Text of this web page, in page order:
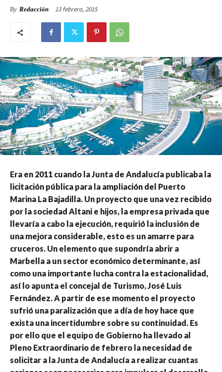
By Redacción 13 febrero, 2015
Era en 2011 cuando la Junta de Andalucía publicaba la
licitación pública para la ampliación del Puerto
Marina La Bajadilla. Un proyecto que una vez recibido
por la sociedad Altani e hijos, la empresa privada que
llevaría a cabo la ejecución, requirió la inclusión de
una mejora considerable, esto es un amarre para
cruceros. Un elemento que supondría abrir a
Marbella a un sector económico determinante, así
como una importante lucha contra la estacionalidad,
así lo apunta el concejal de Turismo, José Luis
Fernández. A partir de ese momento el proyecto
sufrió una paralización que a día de hoy hace que
exista una incertidumbre sobre su continuidad. Es
por ello que el equipo de Gobierno ha llevado al
Pleno Extraordinario de febrero la necesidad de
solicitar a la Junta de Andalucía a realizar cuantas